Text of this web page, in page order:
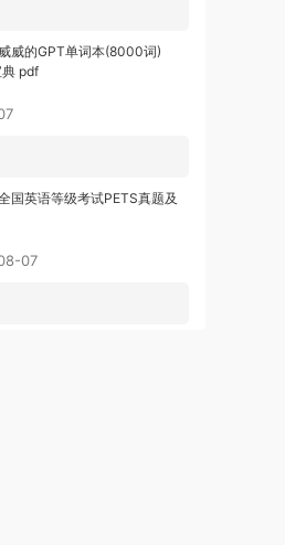
威的GPT单词本(8000词)
pdf
国英语等级考试PETS真题及
07